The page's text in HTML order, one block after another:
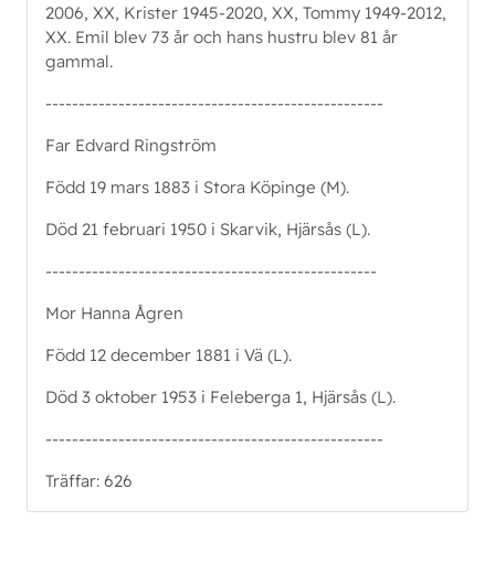
2006, XX, Krister 1945-2020, XX, Tommy 1949-2012,
XX. Emil blev 73 år och hans hustru blev 81 år
gammal.
---------------------------------------------------
Far Edvard Ringström
Född 19 mars 1883 i Stora Köpinge (M).
Död 21 februari 1950 i Skarvik, Hjärsås (L).
--------------------------------------------------
Mor Hanna Ågren
Född 12 december 1881 i Vä (L).
Död 3 oktober 1953 i Feleberga 1, Hjärsås (L).
---------------------------------------------------
Träffar: 626